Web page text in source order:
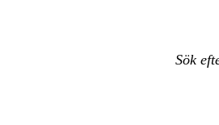
Mina